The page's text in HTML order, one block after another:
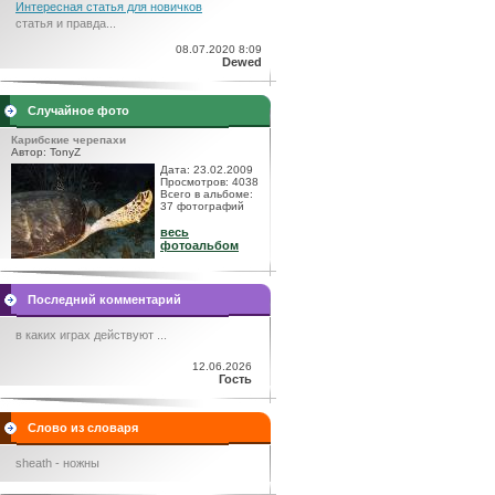
Интересная статья для новичков
статья и правда...
08.07.2020 8:09
Dewed
Случайное фото
Карибские черепахи
Автор: TonyZ
Дата: 23.02.2009
Просмотров: 4038
Всего в альбоме:
37 фотографий
весь
фотоальбом
Последний комментарий
в каких играх действуют ...
12.06.2026
Гость
Слово из словаря
sheath - ножны